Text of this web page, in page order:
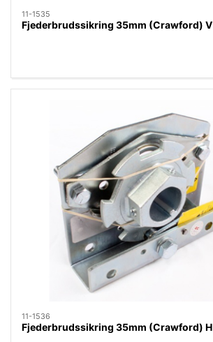
11-1535
Fjederbrudssikring 35mm (Crawford) V
11-1536
Fjederbrudssikring 35mm (Crawford) H